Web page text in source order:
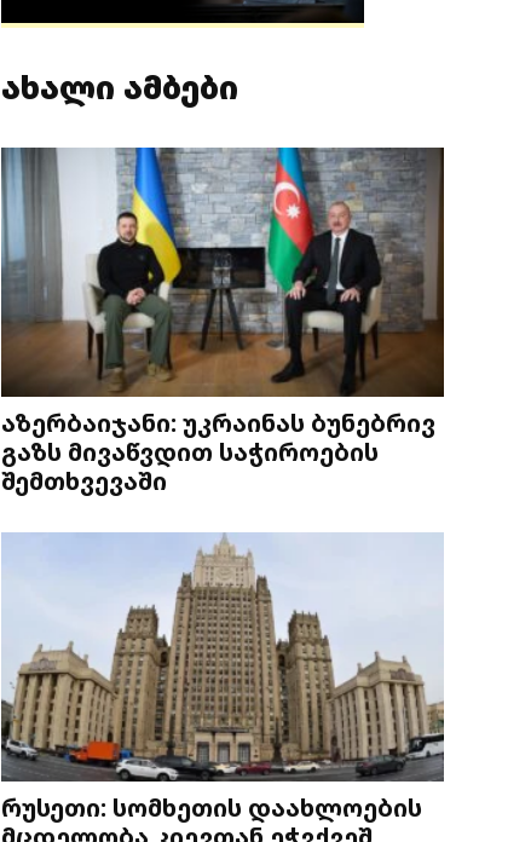
ახალი ამბები
აზერბაიჯანი: უკრაინას ბუნებრივ
გაზს მივაწვდით საჭიროების
შემთხვევაში
რუსეთი: სომხეთის დაახლოების